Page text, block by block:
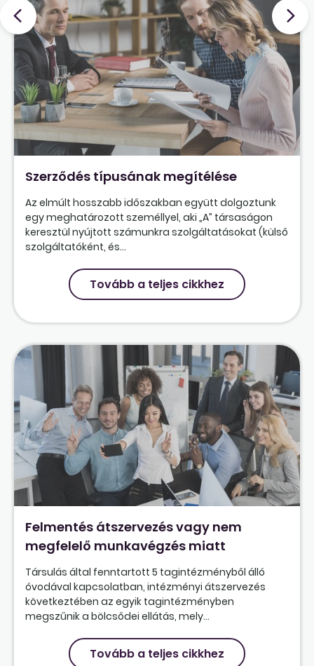
Szerződés típusának megítélése
Az elmúlt hosszabb időszakban együtt dolgoztunk
egy meghatározott személlyel, aki „A” társaságon
keresztül nyújtott számunkra szolgáltatásokat (külső
szolgáltatóként, és...
Tovább a teljes cikkhez
Felmentés átszervezés vagy nem
megfelelő munkavégzés miatt
Társulás által fenntartott 5 tagintézményből álló
óvodával kapcsolatban, intézményi átszervezés
következtében az egyik tagintézményben
megszűnik a bölcsődei ellátás, mely...
Tovább a teljes cikkhez